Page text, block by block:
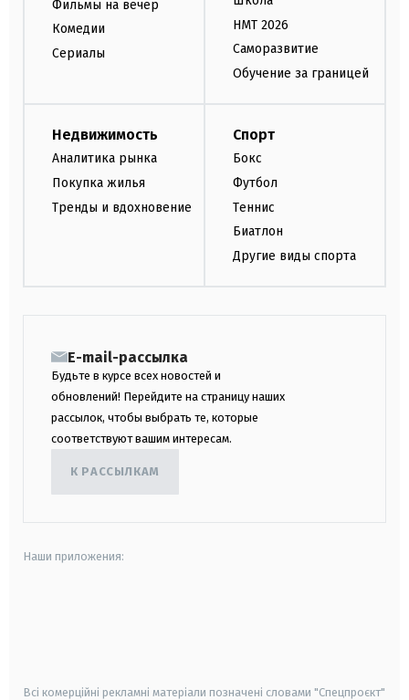
Фильмы на вечер
Комедии
Сериалы
НМТ 2026
Саморазвитие
Обучение за границей
Недвижимость
Аналитика рынка
Покупка жилья
Тренды и вдохновение
Спорт
Бокс
Футбол
Теннис
Биатлон
Другие виды спорта
E-mail-рассылка
Будьте в курсе всех новостей и
обновлений! Перейдите на страницу наших
рассылок, чтобы выбрать те, которые
соответствуют вашим интересам.
К РАССЫЛКАМ
Наши приложения:
Всі комерційні рекламні матеріали позначені словами "Спецпроєкт"